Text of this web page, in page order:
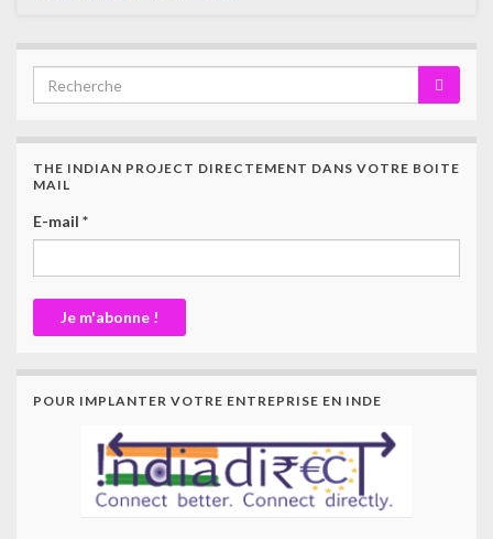
THE INDIAN PROJECT DIRECTEMENT DANS VOTRE BOITE
MAIL
E-mail *
POUR IMPLANTER VOTRE ENTREPRISE EN INDE